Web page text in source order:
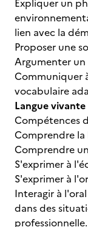
Expliquer un
lien avec la
Proposer une
Argumenter un
Communiquer
vocabulaire
Langue vivante
Compétences
Comprendre la
Comprendre
S'exprimer à
S'exprimer à
Interagir à
dans des
professionnelle.